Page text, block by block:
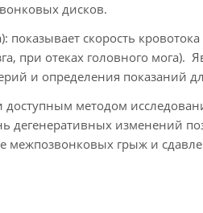
дисков.
показывает скорость
при отеках головного
и определения показаний
методом
дегенеративных изменений
грыж и